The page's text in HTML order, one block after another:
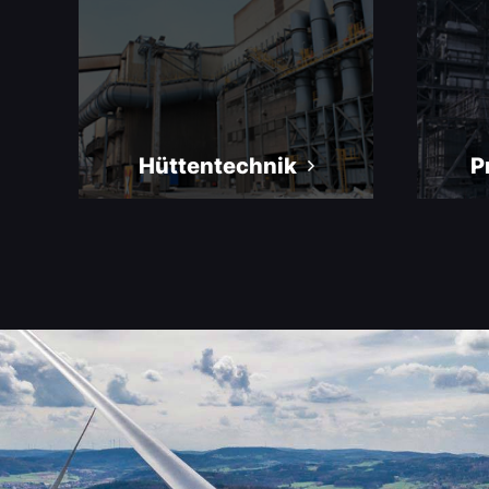
Hüttentechnik